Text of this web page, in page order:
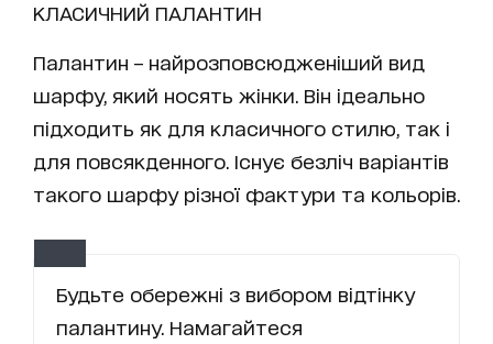
КЛАСИЧНИЙ ПАЛАНТИН
Палантин – найрозповсюдженіший вид
шарфу, який носять жінки. Він ідеально
підходить як для класичного стилю, так і
для повсякденного. Існує безліч варіантів
такого шарфу різної фактури та кольорів.
Будьте обережні з вибором відтінку
палантину. Намагайтеся